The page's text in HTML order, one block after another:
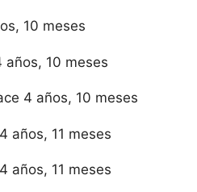
10 meses
años, 10 meses
4 años, 10 meses
años, 11 meses
años, 11 meses